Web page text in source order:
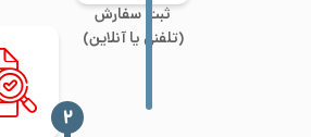
ثبت سفارش
(تلفنی یا آنلاین)
‍۲